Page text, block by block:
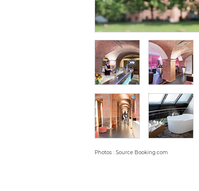
Photos : Source Booking.com